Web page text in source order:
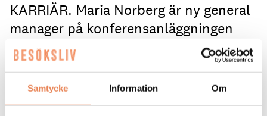
Samtycke Information Om
KARRIÄR. Maria Norberg är ny general
manager på konferensanläggningen
Skogshem & Wijk på Lidingö. Hon har
lång erfarenhet som ledare inom
besöksnäringen och kommer närmast
från posten som vd på Stockholm